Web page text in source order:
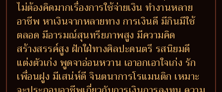
ไม่ต้องคิดมากเรื่องการใช้จ่ายเงิน ทำงานหลาย
อาชีพ หาเงินจากหลายทาง การเงินดี มีกินมีใช้
ตลอด มีอารมณ์สุนทรียภาพสูง มีความคิด
สร้างสรรค์สูง ฝักใฝ่ทางศิลปะดนตรี รสนิยมดี
แต่งตัวเก่ง พูดจาอ่อนหวาน เอาอกเอาใจเก่ง รัก
เพื่อนฝูง มีเสน่ห์ดี จินตนาการโรแมนติก เหมาะ